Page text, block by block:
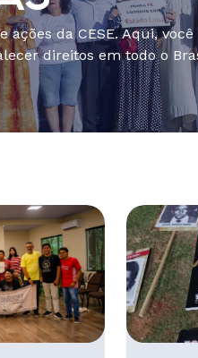
da CESE. Aqui, você
direitos em todo o